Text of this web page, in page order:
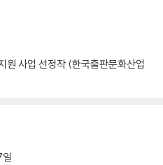
원 사업 선정작 (한국출판문화산업